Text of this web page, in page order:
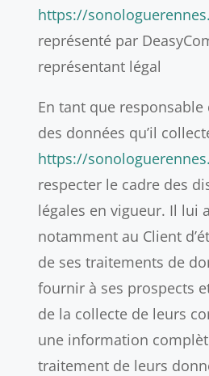
https://
représenté par
représentant légal
En tant que
des données qu’il
https://
respecter le cadre des
légales en vigueur. Il lui
notamment au Client
de ses traitements de
fournir à ses prospects
de la collecte de leurs
une information
traitement de leurs